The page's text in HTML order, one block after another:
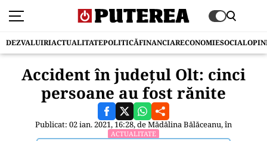
DEZVALUIRIACTUALITATEPOLITICĂFINANCIARECONOMIESOCIAL
Accident în județul Olt: cinci
persoane au fost rănite
Publicat: 02 ian. 2021, 16:28, deMădălina Bălăceanu, în
ACTUALITATE